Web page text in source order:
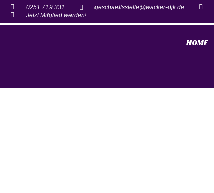
0251 719 331 geschaeftsstelle@wacker-djk.de
Jetzt Mitglied werden!
HOME